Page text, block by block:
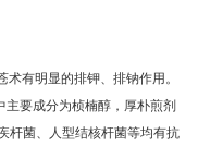
有明显的排钾、排钠作用。
要成分为桢楠醇，厚朴煎剂
杆菌、人型结核杆菌等均有抗